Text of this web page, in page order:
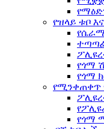
የዝላይ ቱቦ
የጎማ
የጎማ
የሚንቀጠቀጥ
የጎማ